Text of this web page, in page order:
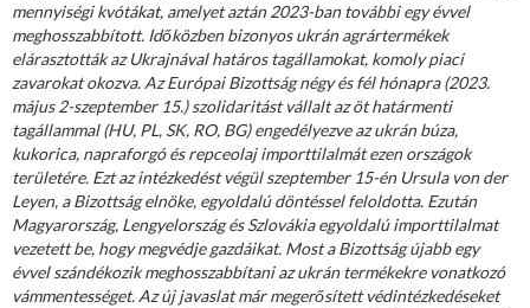
mennyiségi kvótákat, amelyet aztán 2023-ban további egy évvel
meghosszabbított. Időközben bizonyos ukrán agrártermékek
elárasztották az Ukrajnával határos tagállamokat, komoly piaci
zavarokat okozva. Az Európai Bizottság négy és fél hónapra (2023.
május 2-szeptember 15.) szolidaritást vállalt az öt határmenti
tagállammal (HU, PL, SK, RO, BG) engedélyezve az ukrán búza,
kukorica, napraforgó és repceolaj importtilalmát ezen országok
területére. Ezt az intézkedést végül szeptember 15-én Ursula von der
Leyen, a Bizottság elnöke, egyoldalú döntéssel feloldotta. Ezután
Magyarország, Lengyelország és Szlovákia egyoldalú importtilalmat
vezetett be, hogy megvédje gazdáikat. Most a Bizottság újabb egy
évvel szándékozik meghosszabbítani az ukrán termékekre vonatkozó
vámmentességet. Az új javaslat már megerősített védintézkedéseket